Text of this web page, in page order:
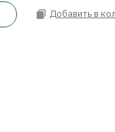
Добавить в